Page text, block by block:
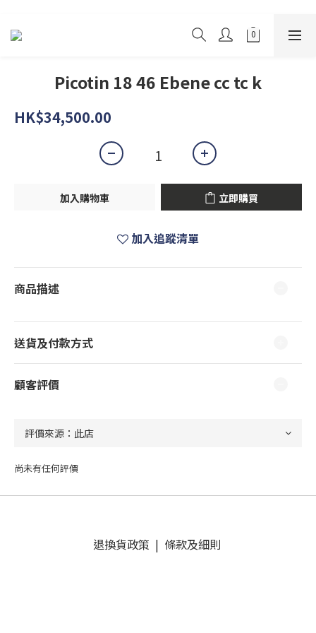
Picotin 18 46 Ebene cc tc k
HK$34,500.00
加入購物車 立即購買
加入追蹤清單
商品描述
送貨及付款方式
顧客評價
尚未有任何評價
退換貨政策 | 條款及細則